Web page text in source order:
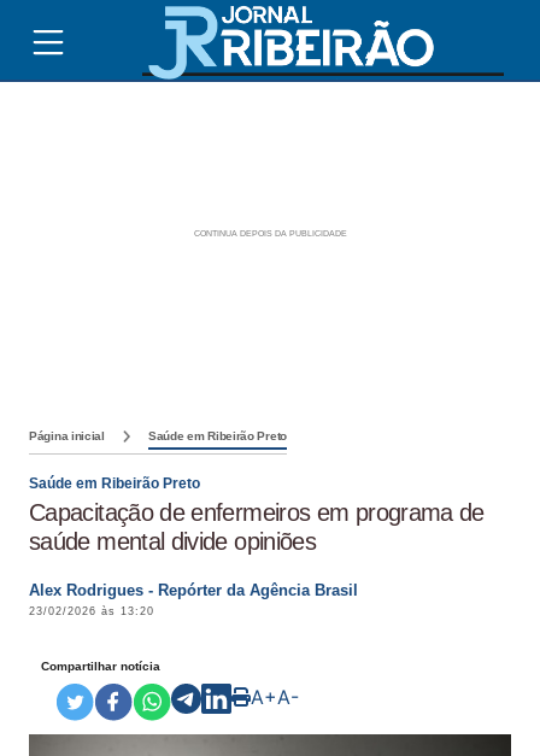
Página inicial Saúde em Ribeirão Preto
Saúde em Ribeirão Preto
Capacitação de enfermeiros em programa de
saúde mental divide opiniões
Alex Rodrigues - Repórter da Agência Brasil
23/02/2026 às 13:20
Compartilhar notícia
A+A-